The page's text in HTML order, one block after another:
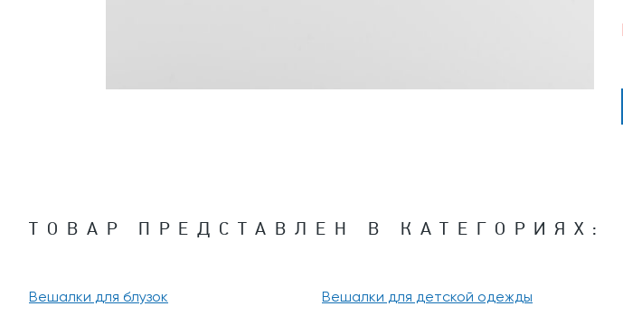
ТОВАР ПРЕДСТАВЛЕН В КАТЕГОРИЯХ:
Вешалки для блузок Вешалки для детской одежды